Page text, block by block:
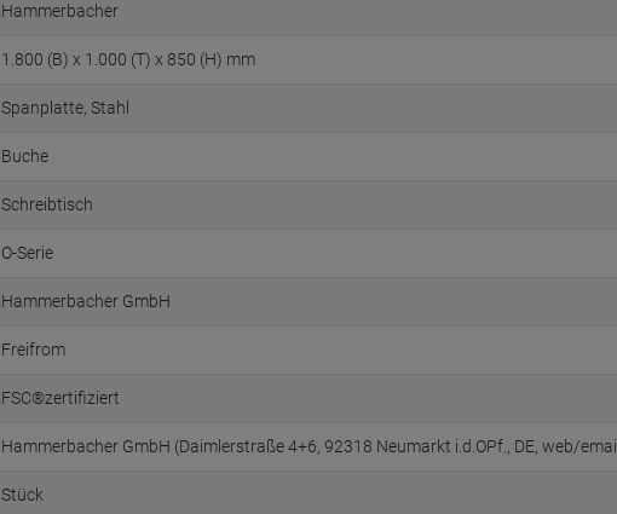
Hammerbacher
1.800 (B) x 1.000 (T) x 850 (H) mm
Spanplatte, Stahl
Buche
Schreibtisch
O-Serie
Hammerbacher GmbH
Freifrom
FSC®zertifiziert
Hammerbacher GmbH (Daimlerstraße 4+6, 92318 Neumarkt i.d.OPf., DE, web/
Stück